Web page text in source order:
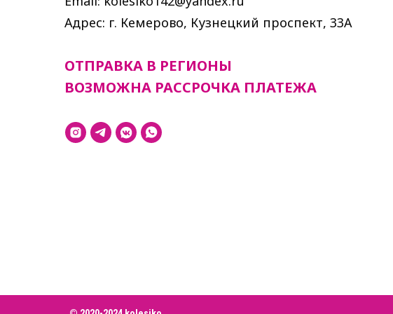
Адрес: г. Кемерово, Кузнецкий проспект, 33A
ОТПРАВКА В РЕГИОНЫ
ВОЗМОЖНА РАССРОЧКА ПЛАТЕЖА